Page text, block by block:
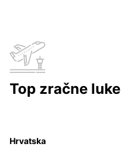
Top zračne luke
Hrvatska